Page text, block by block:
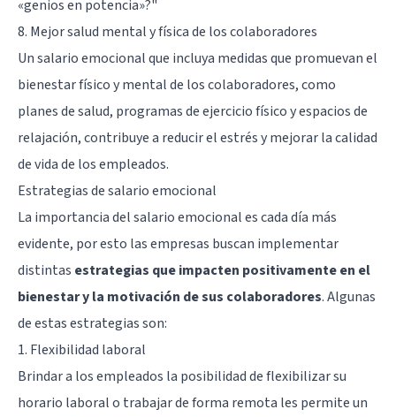
«genios en potencia»?"
8. Mejor salud mental y física de los colaboradores
Un salario emocional que incluya medidas que promuevan el
bienestar físico y mental de los colaboradores, como
planes de salud, programas de ejercicio físico y espacios de
relajación, contribuye a reducir el estrés y mejorar la calidad
de vida de los empleados.
Estrategias de salario emocional
La importancia del salario emocional es cada día más
evidente, por esto las empresas buscan implementar
distintas estrategias que impacten positivamente en el
bienestar y la motivación de sus colaboradores. Algunas
de estas estrategias son:
1. Flexibilidad laboral
Brindar a los empleados la posibilidad de flexibilizar su
horario laboral o trabajar de forma remota les permite un